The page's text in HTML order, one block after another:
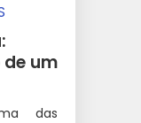
de um
das